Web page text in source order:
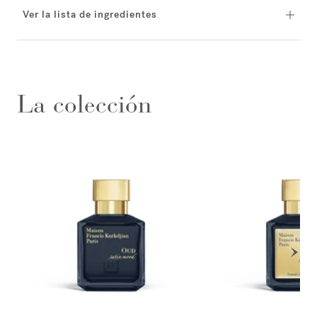
Ver la lista de ingredientes
La colección